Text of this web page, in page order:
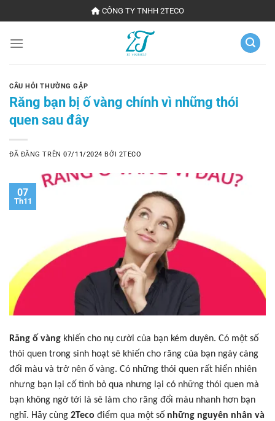
đến
nội
CÔNG TY TNHH 2TECO
CÂU HỎI THƯỜNG GẶP
Răng bạn bị ố vàng chính vì những thói
quen sau đây
ĐÃ ĐĂNG TRÊN07/11/2024 BỞI 2TECO
07
Th11
Răng ố vàng khiến cho nụ cười của bạn kém duyên. Có một số
thói quen trong sinh hoạt sẽ khiến cho răng của bạn ngày càng
đổi màu và trở nên ố vàng. Có những thói quen rất hiển nhiên
nhưng bạn lại cố tình bỏ qua nhưng lại có những thói quen mà
bạn không ngờ tới là sẽ làm cho răng đổi màu nhanh hơn bạn
nghĩ. Hãy cùng 2Teco điểm qua một số những nguyên nhân và